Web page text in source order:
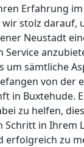
Erfahrung
stolz darauf,
Neustadt
Service
um sämtliche
von der
in Buxtehude.
zu helfen,
Schritt in Ihrem
erfolgreich zu